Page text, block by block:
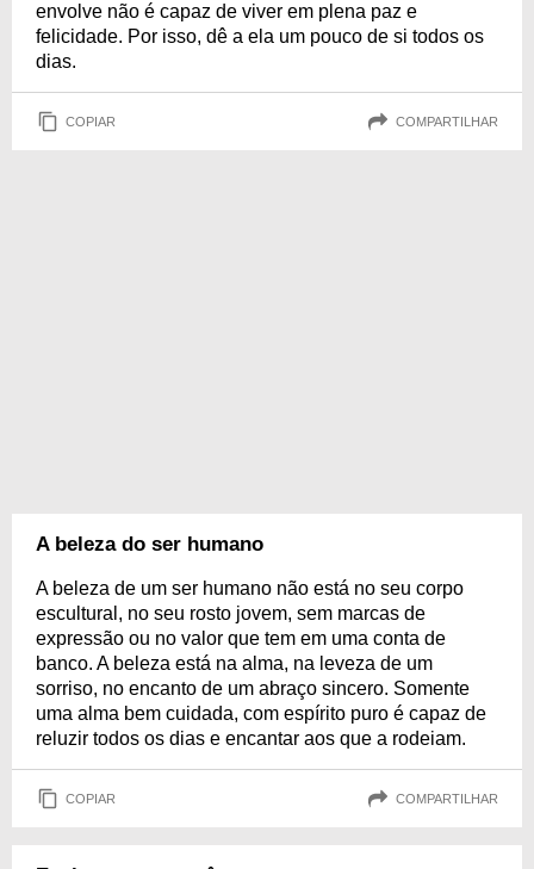
envolve não é capaz de viver em plena paz e
felicidade. Por isso, dê a ela um pouco de si todos os
dias.
COPIAR COMPARTILHAR
A beleza do ser humano
A beleza de um ser humano não está no seu corpo
escultural, no seu rosto jovem, sem marcas de
expressão ou no valor que tem em uma conta de
banco. A beleza está na alma, na leveza de um
sorriso, no encanto de um abraço sincero. Somente
uma alma bem cuidada, com espírito puro é capaz de
reluzir todos os dias e encantar aos que a rodeiam.
COPIAR COMPARTILHAR